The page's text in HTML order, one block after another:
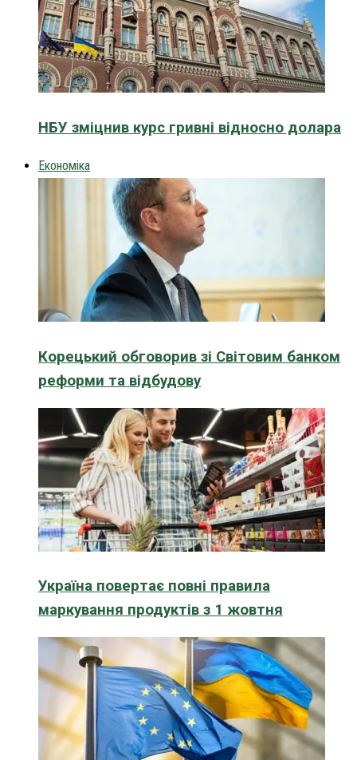
НБУ зміцнив курс гривні відносно долара
Економіка
Корецький обговорив зі Світовим банком
реформи та відбудову
Україна повертає повні правила
маркування продуктів з 1 жовтня